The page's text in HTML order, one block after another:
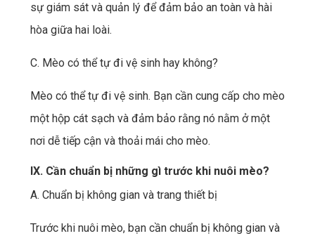
sự giám sát và quản lý để đảm bảo an toàn và hài
hòa giữa hai loài.
C. Mèo có thể tự đi vệ sinh hay không?
Mèo có thể tự đi vệ sinh. Bạn cần cung cấp cho mèo
một hộp cát sạch và đảm bảo rằng nó nằm ở một
nơi dễ tiếp cận và thoải mái cho mèo.
IX. Cần chuẩn bị những gì trước khi nuôi mèo?
A. Chuẩn bị không gian và trang thiết bị
Trước khi nuôi mèo, bạn cần chuẩn bị không gian và